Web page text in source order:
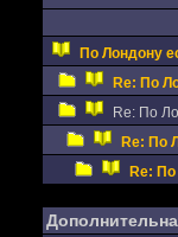
По Лондону
Re: По
Re: По
Re: По
Re: